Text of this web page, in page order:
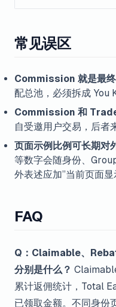
常见误区
Commission 就是最
配总池，必须拆成 You
Commission 和
自受邀用户交易，后者
页面示例比例可长期对
等数字会随身份、
外表述应加”当前页面显
FAQ
Q：Claimable、
分别是什么？
累计返佣统计，Total
已领取金额。不同身份